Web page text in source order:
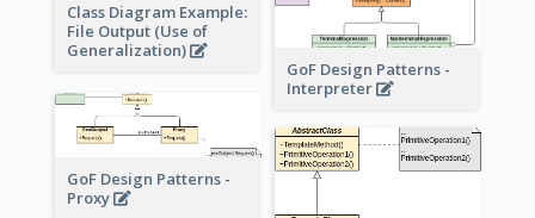
Class Diagram Example:
File Output (Use of
Generalization)
GoF Design Patterns -
Interpreter
GoF Design Patterns -
Proxy